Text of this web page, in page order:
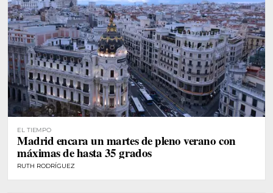
EL TIEMPO
Madrid encara un martes de pleno verano con
máximas de hasta 35 grados
RUTH RODRÍGUEZ